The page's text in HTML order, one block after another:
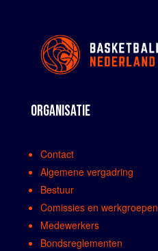
ORGANISATIE
Contact
Algemene vergadring
Bestuur
Comissies en werkgroepen
Medewerkers
Bondsreglementen